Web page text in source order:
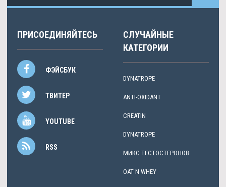
ПРИСОЕДИНЯЙТЕСЬ
ФЭЙСБУК
ТВИТЕР
YOUTUBE
RSS
СЛУЧАЙНЫЕ
КАТЕГОРИИ
DYNATROPE
ANTI-OXIDANT
CREATIN
DYNATROPE
МИКС ТЕСТОСТЕРОНОВ
OAT N WHEY